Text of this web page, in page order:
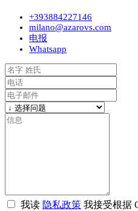
+393884227146
milano@azarovs.com
电报
Whatsapp
我读 隐私政策 我接受根据